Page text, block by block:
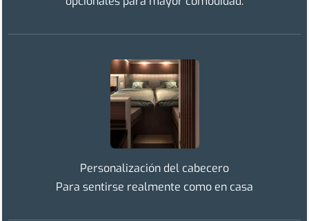
Personalización del cabecero
Para sentirse realmente como en casa